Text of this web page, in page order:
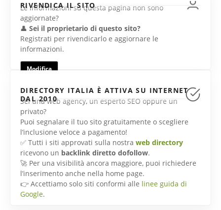
RIVENDICA IL SITO
Le informazioni su questa pagina non sono
aggiornate?
👤 Sei il proprietario di questo sito?
Registrati per rivendicarlo e aggiornare le
informazioni.
Modifica
DIRECTORY ITALIA È ATTIVA SU INTERNET
DAL 2010
Sei una web agency, un esperto SEO oppure un
privato?
Puoi segnalare il tuo sito gratuitamente o scegliere
l’inclusione veloce a pagamento!
✅ Tutti i siti approvati sulla nostra web directory
ricevono un backlink diretto dofollow.
🚀 Per una visibilità ancora maggiore, puoi richiedere
l’inserimento anche nella home page.
👉 Accettiamo solo siti conformi alle linee guida di
Google.